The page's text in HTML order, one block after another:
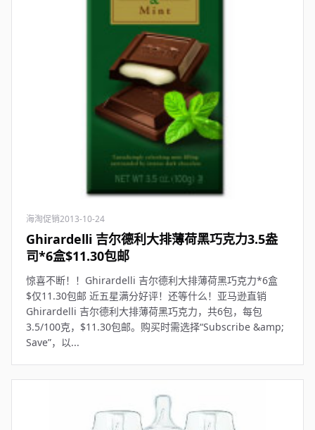
海淘促销2013-10-24
Ghirardelli 吉尔德利大排薄荷黑巧克力3.5盎
司*6盒$11.30包邮
惊喜不断！！Ghirardelli 吉尔德利大排薄荷黑巧克力*6盒
$仅11.30包邮 近五星满分好评！还等什么！亚马逊直销
Ghirardelli 吉尔德利大排薄荷黑巧克力，共6包，每包
3.5/100克，$11.30包邮。购买时需选择“Subscribe &amp;
Save”，以...